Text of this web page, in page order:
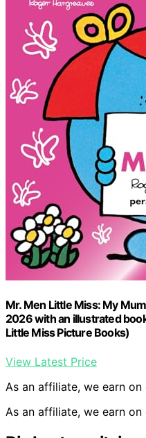
Mr. Men Little Miss: My
2026 with an illustrated
Little Miss Picture Books)
View Latest Price
As an affiliate, we earn
As an affiliate, we earn